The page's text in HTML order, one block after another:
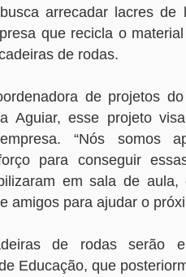
arrecadar lacres de
que recicla o
de rodas.
de projetos
Aguiar, esse projeto
“Nós somos
para conseguir
em sala de aula,
amigos para ajudar o
de rodas serão
Educação, que